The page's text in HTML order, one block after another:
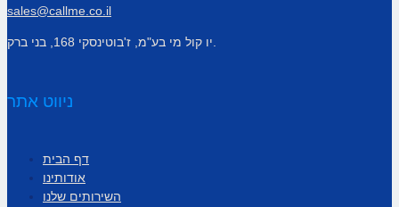
sales@callme.co.il
ניווט אתר
דף הבית
אודותינו
השירותים שלנו